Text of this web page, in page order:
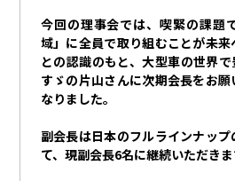
今回の理事会では、喫緊の課題
域」に全員で取り組むことが未
との認識のもと、大型車の世界
すゞの片山さんに次期会長をお
なりました。
副会長は日本のフルラインナッ
て、現副会長6名に継続いただきま